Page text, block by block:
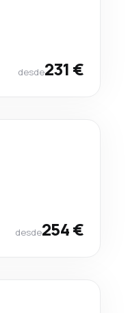
desde231 €
desde254 €